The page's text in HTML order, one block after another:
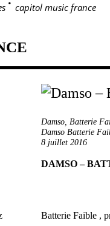
> capitol music france
Damso, Batterie
Damso Batterie
8 juillet 2016
DAMSO –
Batterie Faible ,